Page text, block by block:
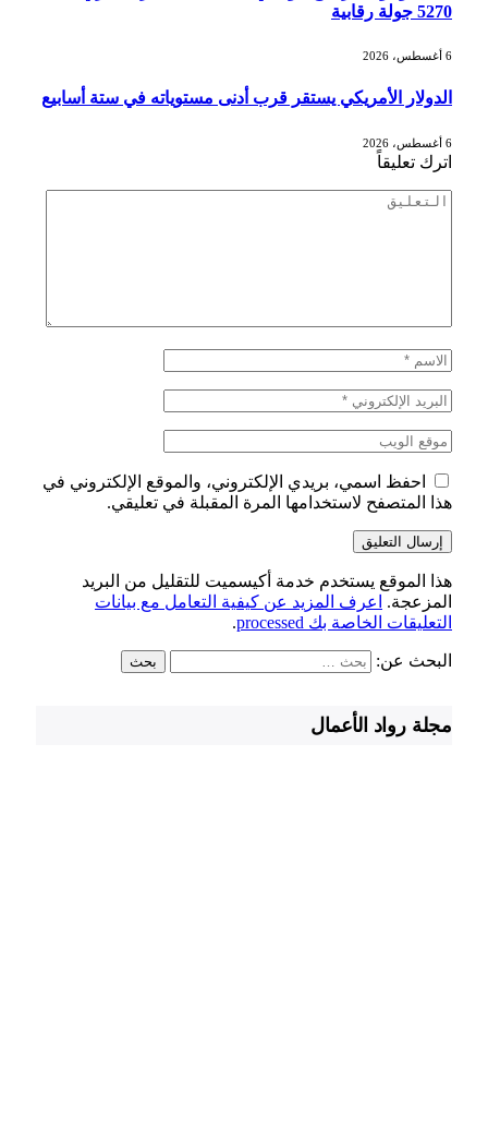
5270 جولة رقابية
6 أغسطس، 2026
الدولار الأمريكي يستقر قرب أدنى مستوياته في ستة أسابيع
6 أغسطس، 2026
اترك تعليقاً
احفظ اسمي، بريدي الإلكتروني، والموقع الإلكتروني في
هذا المتصفح لاستخدامها المرة المقبلة في تعليقي.
هذا الموقع يستخدم خدمة أكيسميت للتقليل من البريد
المزعجة.
اعرف المزيد عن كيفية التعامل مع بيانات
التعليقات الخاصة بك processed
.
البحث عن:
مجلة رواد الأعمال